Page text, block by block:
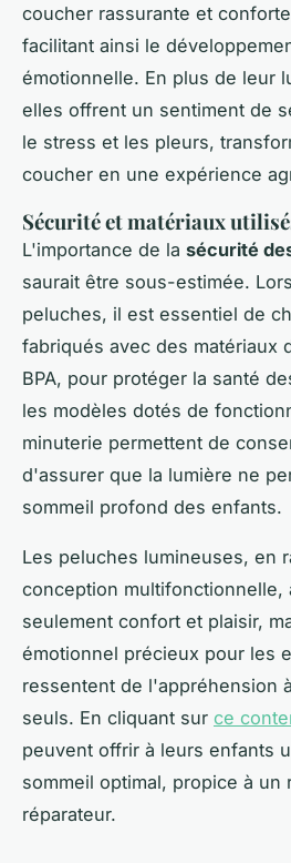
coucher rassurante et
facilitant ainsi le
émotionnelle. En plus de leur
elles offrent un sentiment de
le stress et les pleurs,
coucher en une expérience
Sécurité et matériaux
L'importance de la sécurité
saurait être sous-estimée.
peluches, il est essentiel de
fabriqués avec des matériaux
BPA, pour protéger la santé
les modèles dotés de
minuterie permettent de
d'assurer que la lumière ne
sommeil profond des enfants.
Les peluches lumineuses, en
conception multifonctionnelle,
seulement confort et plaisir,
émotionnel précieux pour les
ressentent de l'appréhension
seuls. En cliquant sur ce
peuvent offrir à leurs enfants
sommeil optimal, propice à un
réparateur.